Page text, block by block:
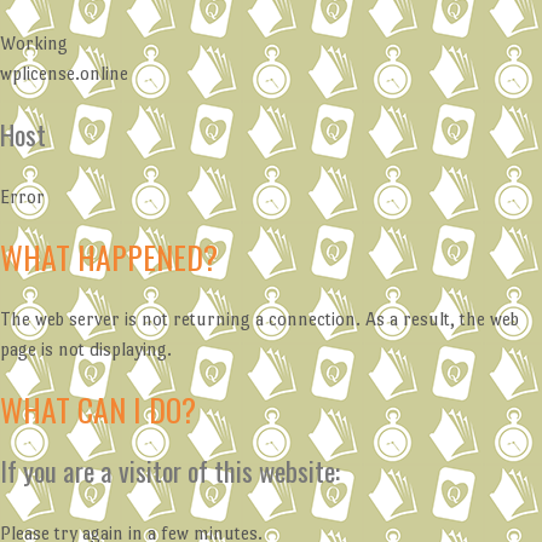
Working
wplicense.online
Host
Error
WHAT HAPPENED?
The web server is not returning a connection. As a result, the web
page is not displaying.
WHAT CAN I DO?
If you are a visitor of this website:
Please try again in a few minutes.